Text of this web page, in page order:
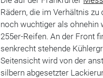
Rädern, die im Verhältnis
noch wuchtiger als ohnehin
255er-Reifen. An der Front
senkrecht stehende
Seitensicht wird von der
silbern abgesetzter